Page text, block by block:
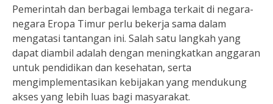
Pemerintah dan berbagai lembaga terkait di negara-
negara Eropa Timur perlu bekerja sama dalam
mengatasi tantangan ini. Salah satu langkah yang
dapat diambil adalah dengan meningkatkan anggaran
untuk pendidikan dan kesehatan, serta
mengimplementasikan kebijakan yang mendukung
akses yang lebih luas bagi masyarakat.